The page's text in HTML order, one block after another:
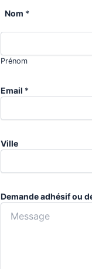
Nom *
Prénom
Email *
Ville
Demande adhésif ou